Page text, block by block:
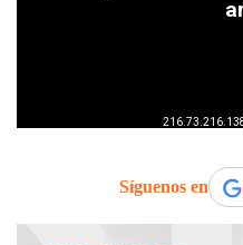
Síguenos en